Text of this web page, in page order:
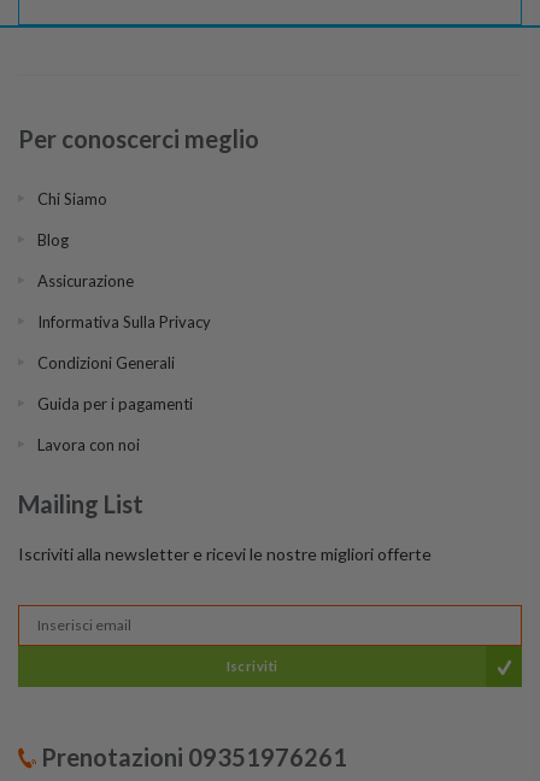
Per conoscerci meglio
Chi Siamo
Blog
Assicurazione
Informativa Sulla Privacy
Condizioni Generali
Guida per i pagamenti
Lavora con noi
Mailing List
Iscriviti alla newsletter e ricevi le nostre migliori offerte
Iscriviti
Prenotazioni 09351976261